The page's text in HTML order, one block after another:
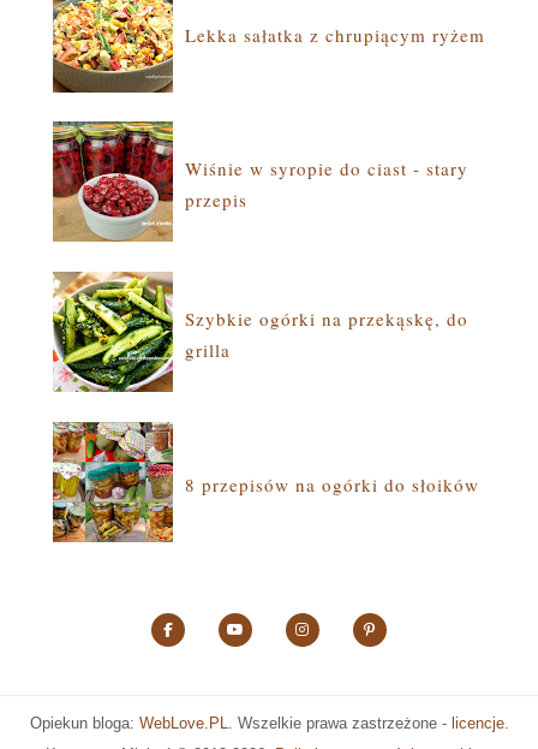
Lekka sałatka z chrupiącym ryżem
Wiśnie w syropie do ciast - stary
przepis
Szybkie ogórki na przekąskę, do
grilla
8 przepisów na ogórki do słoików
Opiekun bloga: WebLove.PL . Wszelkie prawa zastrzeżone - licencje.